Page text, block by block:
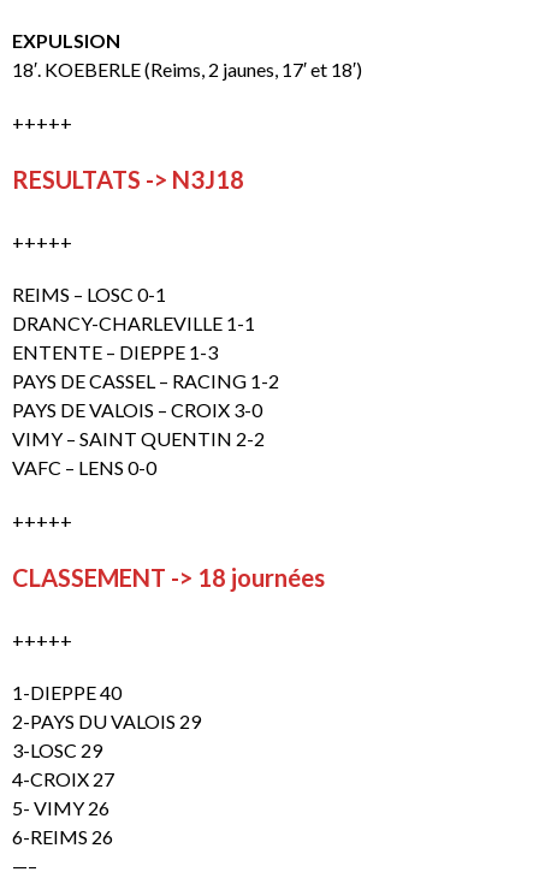
EXPULSION
18′. KOEBERLE (Reims, 2 jaunes, 17′ et 18′)
+++++
RESULTATS -> N3J18
+++++
REIMS – LOSC 0-1
DRANCY-CHARLEVILLE 1-1
ENTENTE – DIEPPE 1-3
PAYS DE CASSEL – RACING 1-2
PAYS DE VALOIS – CROIX 3-0
VIMY – SAINT QUENTIN 2-2
VAFC – LENS 0-0
+++++
CLASSEMENT -> 18 journées
+++++
1-DIEPPE 40
2-PAYS DU VALOIS 29
3-LOSC 29
4-CROIX 27
5- VIMY 26
6-REIMS 26
—–